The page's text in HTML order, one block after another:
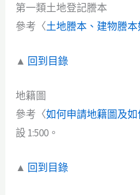
第一類土地登記謄本
參考〈土地謄本、建物謄本
▲ 回到目錄
地籍圖
參考〈如何申請地籍圖及如
設 1:500。
▲ 回到目錄